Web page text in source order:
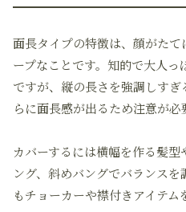
面長タイプの特徴は、顔がた
ープなことです。知的で大人
ですが、縦の長さを強調しすぎ
らに面長感が出るため注意が必
カバーするには横幅を作る髪
ング、斜めバングでバランス
もチョーカーや襟付きアイテム